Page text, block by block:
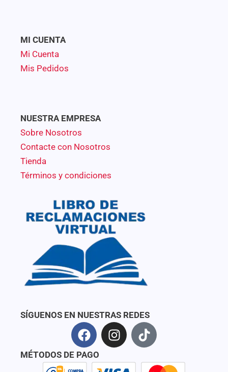
MI CUENTA
Mi Cuenta
Mis Pedidos
NUESTRA EMPRESA
Sobre Nosotros
Contacte con Nosotros
Tienda
Términos y condiciones
SÍGUENOS EN NUESTRAS REDES
F
a
c
e
I
n
t
T
i
t
MÉTODOS DE PAGO